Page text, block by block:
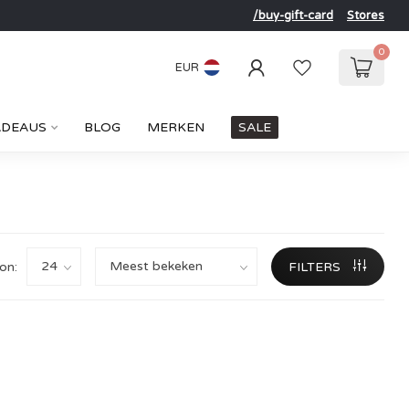
/buy-gift-card Stores
EUR
0
BLOG MERKEN SALE
FILTERS